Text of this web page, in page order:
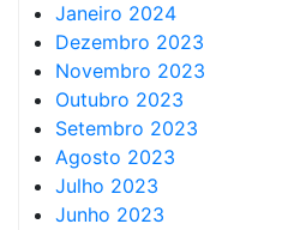
Janeiro 2024
Dezembro 2023
Novembro 2023
Outubro 2023
Setembro 2023
Agosto 2023
Julho 2023
Junho 2023